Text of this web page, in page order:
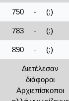
750 - (;)
783 - (;)
890 - (;)
Διετέλεσαν
διάφοροι
Αρχιεπίσκοποι